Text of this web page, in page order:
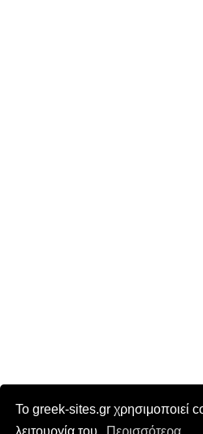
Το greek-sites.gr χρησιμοποιεί